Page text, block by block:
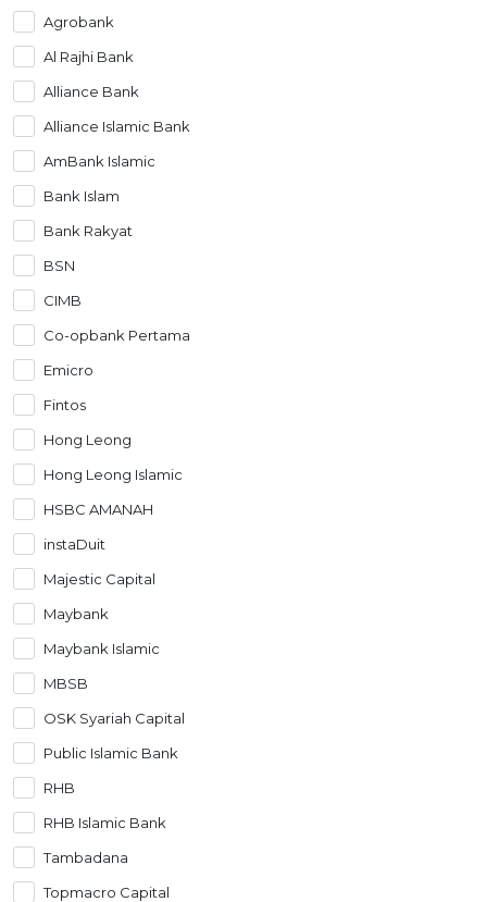
Promo OCBC - Hadiah Pilihan Anda
Artikel Terkini
Pinjaman Peribadi
Kad
Insurans
Pelaburan
Pengurusan Kewangan
Pinjaman Perumahan
Pinjaman Kereta
Gaya Hidup
SPECIAL PROMO
Agrobank
Al Rajhi Bank
Alliance Bank
Alliance Islamic Bank
AmBank Islamic
Bank Islam
Bank Rakyat
BSN
CIMB
Co-opbank Pertama
Emicro
Fintos
Hong Leong
Hong Leong Islamic
HSBC AMANAH
instaDuit
Majestic Capital
Maybank
Maybank Islamic
MBSB
OSK Syariah Capital
Public Islamic Bank
RHB
RHB Islamic Bank
Tambadana
Topmacro Capital